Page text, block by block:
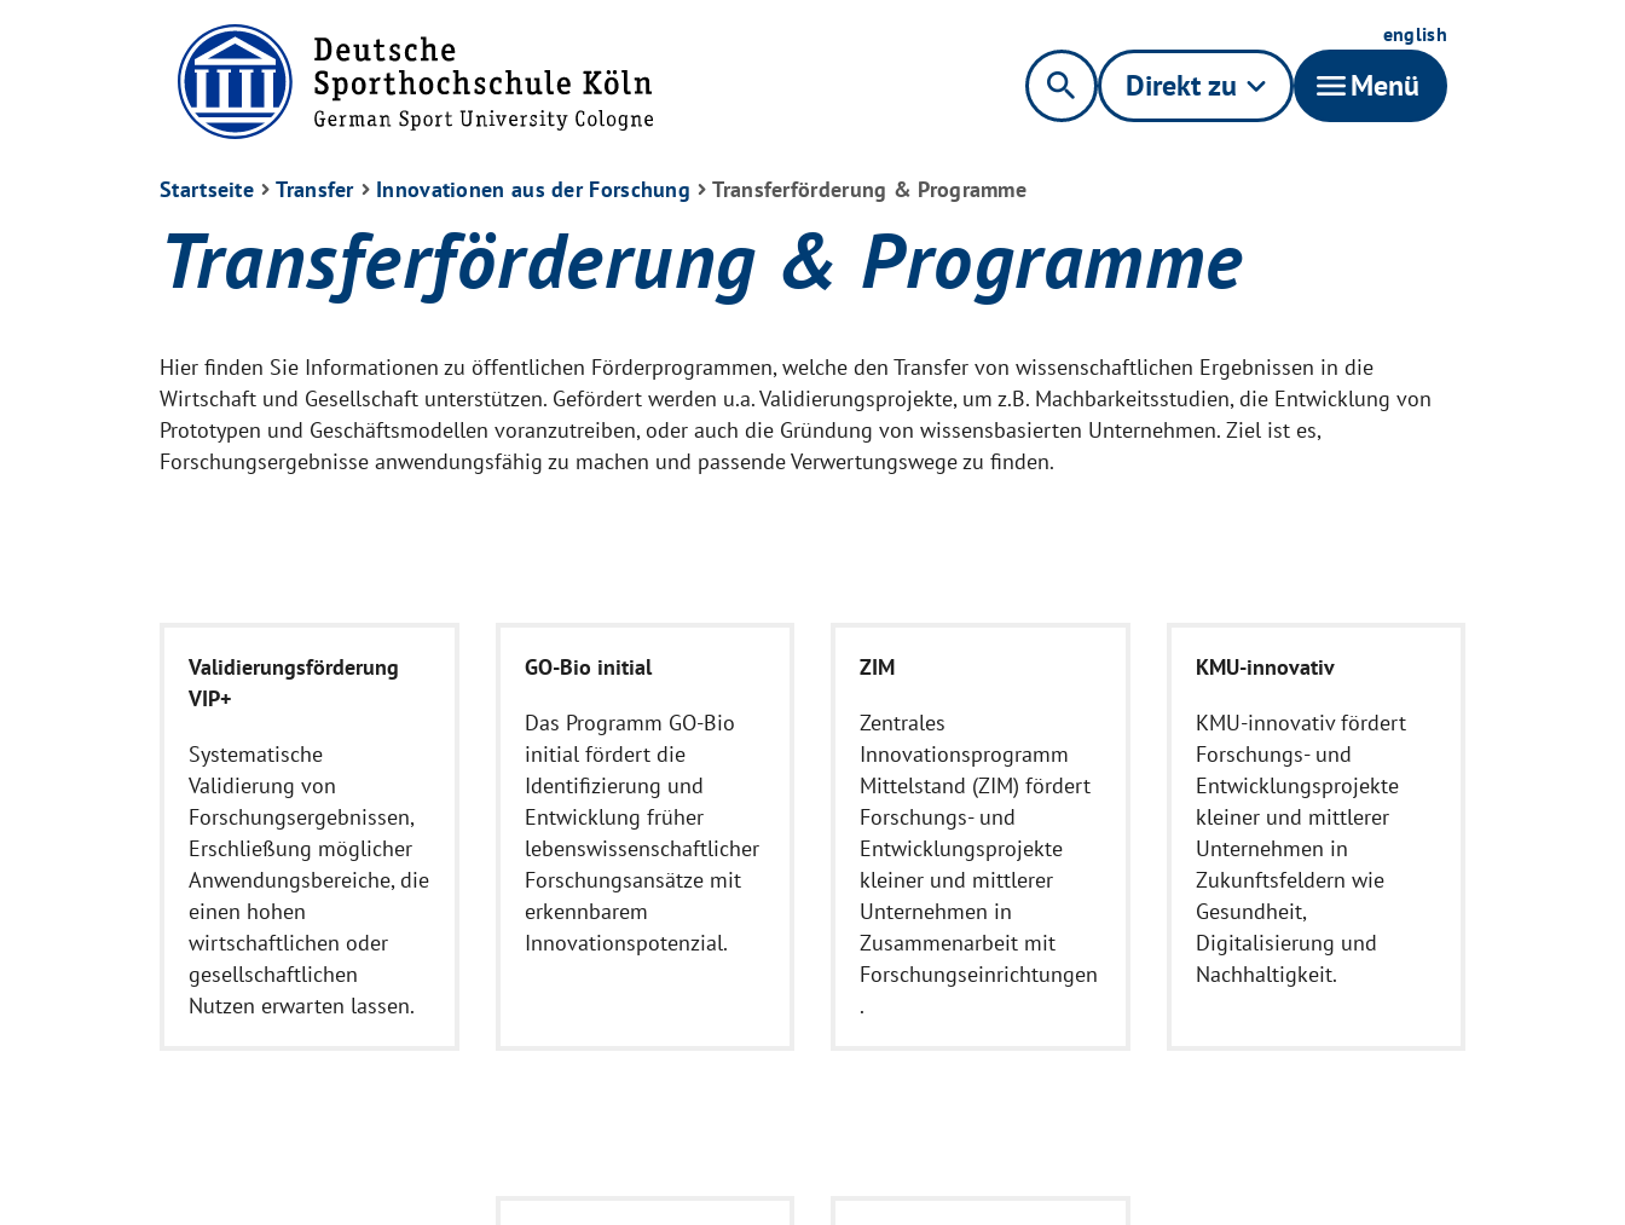
english
search Direkt zu keyboard_arrow_down menuMenü
Startseite Transfer Innovationen aus der Forschung Transferförderung & Programme
Transferförderung & Programme
Hier finden Sie Informationen zu öffentlichen Förderprogrammen, welche den Transfer von wissenschaftlichen Ergebnissen in die
Wirtschaft und Gesellschaft unterstützen. Gefördert werden u.a. Validierungsprojekte, um z.B. Machbarkeitsstudien, die Entwicklung von
Prototypen und Geschäftsmodellen voranzutreiben, oder auch die Gründung von wissensbasierten Unternehmen. Ziel ist es,
Forschungsergebnisse anwendungsfähig zu machen und passende Verwertungswege zu finden.
Validierungsförderung
VIP+
Systematische
Validierung von
Forschungsergebnissen,
Erschließung möglicher
Anwendungsbereiche, die
einen hohen
wirtschaftlichen oder
gesellschaftlichen
Nutzen erwarten lassen.
GO-Bio initial
Das Programm GO-Bio
initial fördert die
Identifizierung und
Entwicklung früher
lebenswissenschaftlicher
Forschungsansätze mit
erkennbarem
Innovationspotenzial.
ZIM
Zentrales
Innovationsprogramm
Mittelstand (ZIM) fördert
Forschungs- und
Entwicklungsprojekte
kleiner und mittlerer
Unternehmen in
Zusammenarbeit mit
Forschungseinrichtungen
.
KMU-innovativ
KMU-innovativ fördert
Forschungs- und
Entwicklungsprojekte
kleiner und mittlerer
Unternehmen in
Zukunftsfeldern wie
Gesundheit,
Digitalisierung und
Nachhaltigkeit.